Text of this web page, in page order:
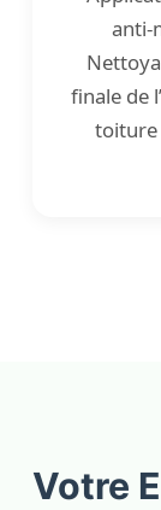
anti-
finale de
toiture
Votre